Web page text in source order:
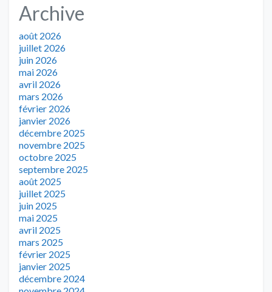
Archive
août 2026
juillet 2026
juin 2026
mai 2026
avril 2026
mars 2026
février 2026
janvier 2026
décembre 2025
novembre 2025
octobre 2025
septembre 2025
août 2025
juillet 2025
juin 2025
mai 2025
avril 2025
mars 2025
février 2025
janvier 2025
décembre 2024